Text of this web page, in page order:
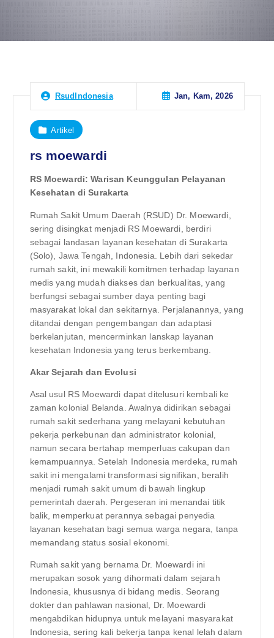
RsudIndonesia Jan, Kam, 2026
Artikel
rs moewardi
RS Moewardi: Warisan Keunggulan Pelayanan
Kesehatan di Surakarta
Rumah Sakit Umum Daerah (RSUD) Dr. Moewardi,
sering disingkat menjadi RS Moewardi, berdiri
sebagai landasan layanan kesehatan di Surakarta
(Solo), Jawa Tengah, Indonesia. Lebih dari sekedar
rumah sakit, ini mewakili komitmen terhadap layanan
medis yang mudah diakses dan berkualitas, yang
berfungsi sebagai sumber daya penting bagi
masyarakat lokal dan sekitarnya. Perjalanannya, yang
ditandai dengan pengembangan dan adaptasi
berkelanjutan, mencerminkan lanskap layanan
kesehatan Indonesia yang terus berkembang.
Akar Sejarah dan Evolusi
Asal usul RS Moewardi dapat ditelusuri kembali ke
zaman kolonial Belanda. Awalnya didirikan sebagai
rumah sakit sederhana yang melayani kebutuhan
pekerja perkebunan dan administrator kolonial,
namun secara bertahap memperluas cakupan dan
kemampuannya. Setelah Indonesia merdeka, rumah
sakit ini mengalami transformasi signifikan, beralih
menjadi rumah sakit umum di bawah lingkup
pemerintah daerah. Pergeseran ini menandai titik
balik, memperkuat perannya sebagai penyedia
layanan kesehatan bagi semua warga negara, tanpa
memandang status sosial ekonomi.
Rumah sakit yang bernama Dr. Moewardi ini
merupakan sosok yang dihormati dalam sejarah
Indonesia, khususnya di bidang medis. Seorang
dokter dan pahlawan nasional, Dr. Moewardi
mengabdikan hidupnya untuk melayani masyarakat
Indonesia, sering kali bekerja tanpa kenal lelah dalam